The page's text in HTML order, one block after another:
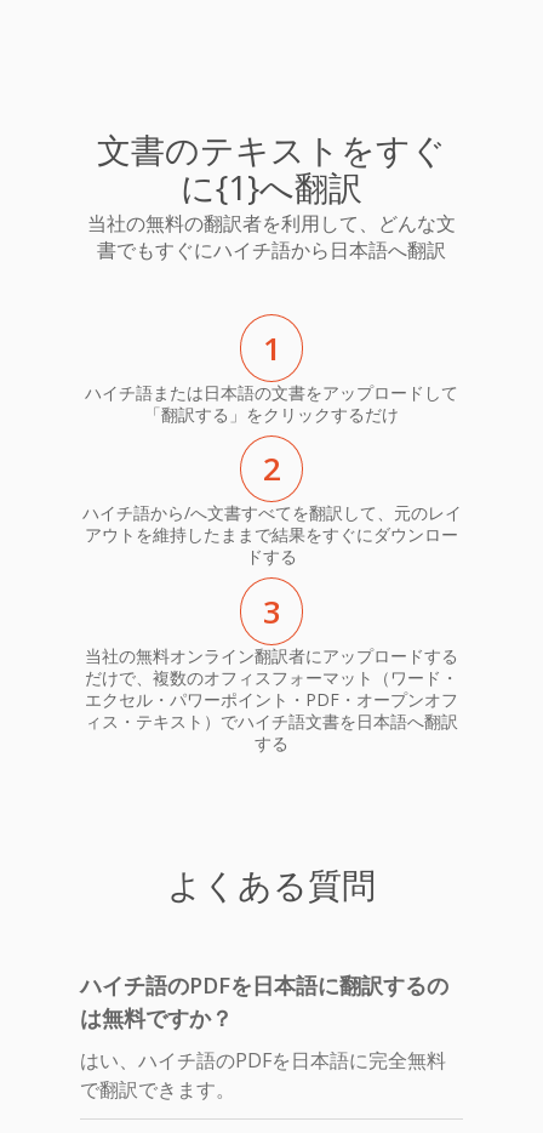
文書のテキストをすぐ
に{1}へ翻訳
当社の無料の翻訳者を利用して、どんな文
書でもすぐにハイチ語から日本語へ翻訳
1
ハイチ語または日本語の文書をアップロードして
「翻訳する」をクリックするだけ
2
ハイチ語から/へ文書すべてを翻訳して、元のレイ
アウトを維持したままで結果をすぐにダウンロー
ドする
3
当社の無料オンライン翻訳者にアップロードする
だけで、複数のオフィスフォーマット（ワード・
エクセル・パワーポイント・PDF・オープンオフ
ィス・テキスト）でハイチ語文書を日本語へ翻訳
する
よくある質問
ハイチ語のPDFを日本語に翻訳するの
は無料ですか？
はい、ハイチ語のPDFを日本語に完全無料
で翻訳できます。